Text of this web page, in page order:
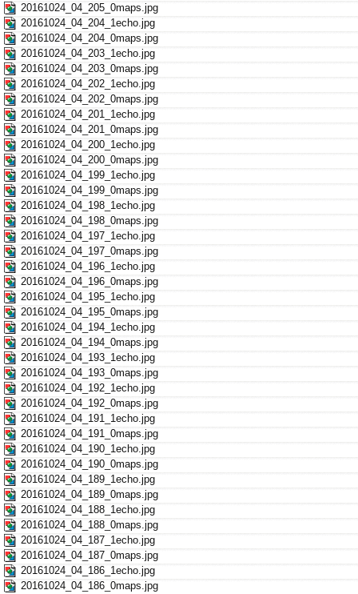
20161024_04_205_0maps.jpg
20161024_04_204_1echo.jpg
20161024_04_204_0maps.jpg
20161024_04_203_1echo.jpg
20161024_04_203_0maps.jpg
20161024_04_202_1echo.jpg
20161024_04_202_0maps.jpg
20161024_04_201_1echo.jpg
20161024_04_201_0maps.jpg
20161024_04_200_1echo.jpg
20161024_04_200_0maps.jpg
20161024_04_199_1echo.jpg
20161024_04_199_0maps.jpg
20161024_04_198_1echo.jpg
20161024_04_198_0maps.jpg
20161024_04_197_1echo.jpg
20161024_04_197_0maps.jpg
20161024_04_196_1echo.jpg
20161024_04_196_0maps.jpg
20161024_04_195_1echo.jpg
20161024_04_195_0maps.jpg
20161024_04_194_1echo.jpg
20161024_04_194_0maps.jpg
20161024_04_193_1echo.jpg
20161024_04_193_0maps.jpg
20161024_04_192_1echo.jpg
20161024_04_192_0maps.jpg
20161024_04_191_1echo.jpg
20161024_04_191_0maps.jpg
20161024_04_190_1echo.jpg
20161024_04_190_0maps.jpg
20161024_04_189_1echo.jpg
20161024_04_189_0maps.jpg
20161024_04_188_1echo.jpg
20161024_04_188_0maps.jpg
20161024_04_187_1echo.jpg
20161024_04_187_0maps.jpg
20161024_04_186_1echo.jpg
20161024_04_186_0maps.jpg